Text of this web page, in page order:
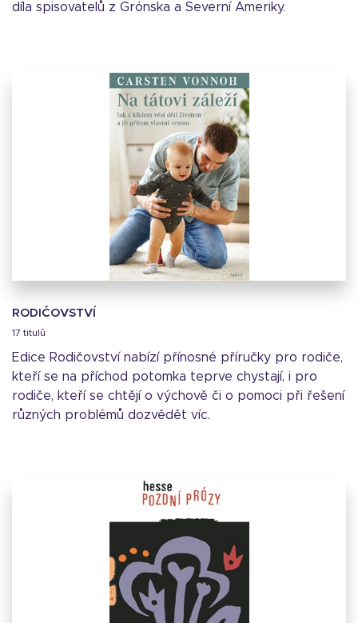
díla spisovatelů z Grónska a Severní Ameriky.
RODIČOVSTVÍ
17 titulů
Edice Rodičovství nabízí přínosné příručky pro rodiče,
kteří se na příchod potomka teprve chystají, i pro
rodiče, kteří se chtějí o výchově či o pomoci při řešení
různých problémů dozvědět víc.